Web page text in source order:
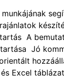
A
Jó
Excel